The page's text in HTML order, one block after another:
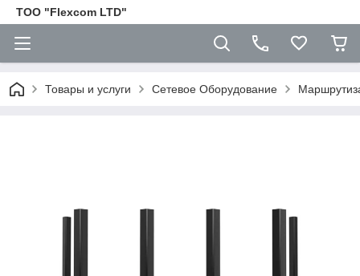
ТОО "Flexcom LTD"
Товары и услуги Сетевое Оборудование